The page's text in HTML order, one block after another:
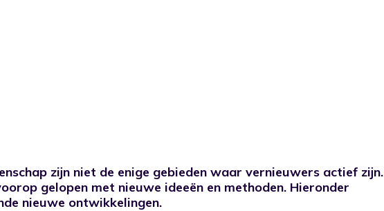
zijn niet de enige gebieden waar vernieuwers actief zijn.
gelopen met nieuwe ideeën en methoden. Hieronder
nieuwe ontwikkelingen.